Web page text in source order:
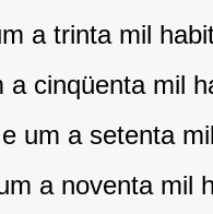
a trinta mil
a cinqüenta mil
um a setenta
a noventa mil